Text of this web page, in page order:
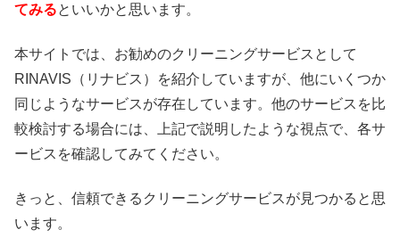
てみるといいかと思います。
本サイトでは、お勧めのクリーニングサービスとして
RINAVIS（リナビス）を紹介していますが、他にいくつか
同じようなサービスが存在しています。他のサービスを比
較検討する場合には、上記で説明したような視点で、各サ
ービスを確認してみてください。
きっと、信頼できるクリーニングサービスが見つかると思
います。